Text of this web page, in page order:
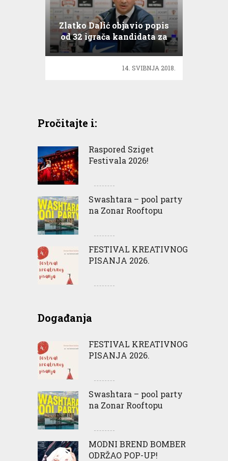
Zlatko Dalić objavio popis
od 32 igrača kandidata za
SP u Rusiji
14. SVIBNJA 2018.
Pročitajte i:
Raspored Sziget
Festivala 2026!
Swashtara – pool party
na Zonar Rooftopu
FESTIVAL KREATIVNOG
PISANJA 2026.
Događanja
FESTIVAL KREATIVNOG
PISANJA 2026.
Swashtara – pool party
na Zonar Rooftopu
MODNI BREND BOMBER
ODRŽAO POP-UP!